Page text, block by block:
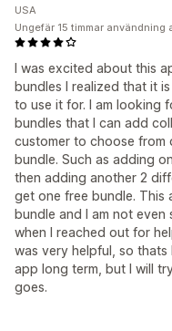
I was excited about this
bundles I realized that it
to use it for. I am looking
bundles that I can add
customer to choose from
bundle. Such as adding
then adding another 2
get one free bundle.
bundle and I am not
when I reached out for
was very helpful, so thats
app long term, but I will
goes.
USA
Ungefär 15 timmar användning